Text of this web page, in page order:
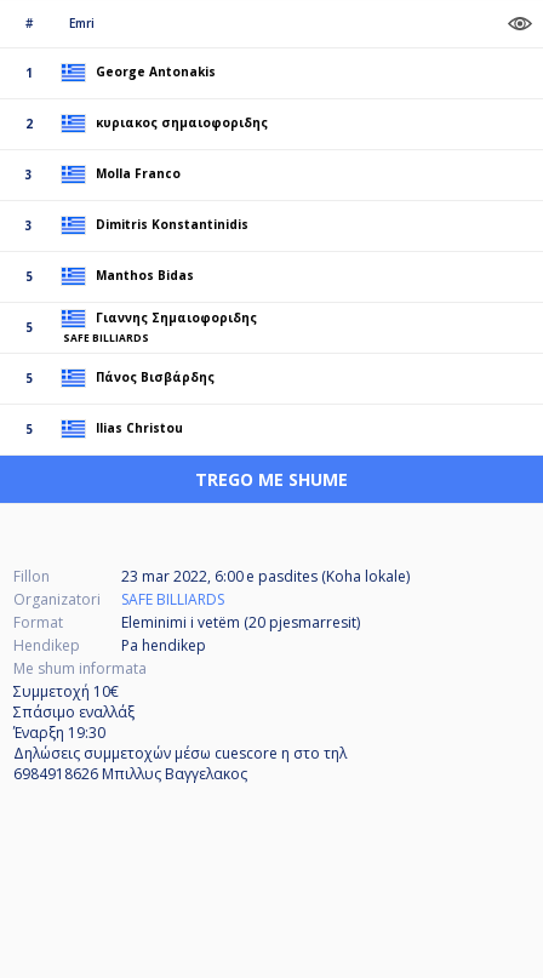
# Emri
1 George Antonakis
2 κυριακος σημαιοφοριδης
3 Molla Franco
3 Dimitris Konstantinidis
5 Manthos Bidas
5
Γιαννης Σημαιοφοριδης
SAFE BILLIARDS
5 Πάνος Βισβάρδης
5 Ilias Christou
TREGO ME SHUME
Fillon
23 mar 2022, 6:00 e pasdites (Koha lokale)
Organizatori
SAFE BILLIARDS
Format
Eleminimi i vetëm (20 pjesmarresit)
Hendikep
Pa hendikep
Me shum informata
Συμμετοχή 10€
Σπάσιμο εναλλάξ
Έναρξη 19:30
Δηλώσεις συμμετοχών μέσω cuescore η στο τηλ
6984918626 Μπιλλυς Βαγγελακος